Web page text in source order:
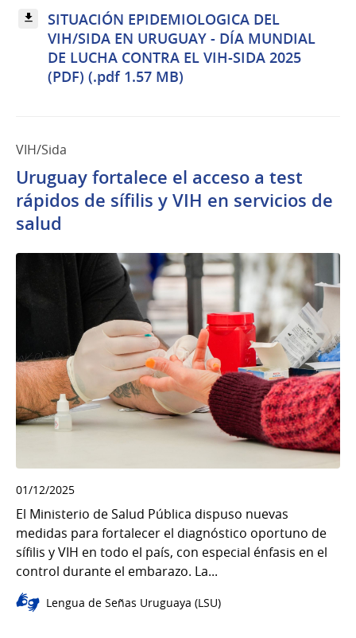
SITUACIÓN EPIDEMIOLOGICA DEL
VIH/SIDA EN URUGUAY - DÍA MUNDIAL
DE LUCHA CONTRA EL VIH-SIDA 2025
(PDF) (.pdf 1.57 MB)
VIH/Sida
Uruguay fortalece el acceso a test
rápidos de sífilis y VIH en servicios de
salud
01/12/2025
El Ministerio de Salud Pública dispuso nuevas
medidas para fortalecer el diagnóstico oportuno de
sífilis y VIH en todo el país, con especial énfasis en el
control durante el embarazo. La...
Lengua de Señas Uruguaya (LSU)